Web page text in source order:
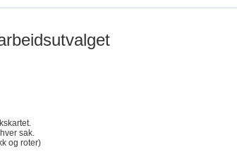
sak.
og roter)